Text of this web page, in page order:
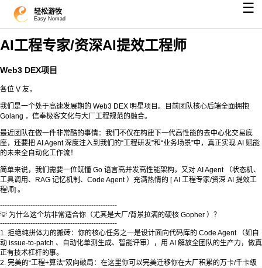
轻松游牧
Easy Nomad
☰
AI工程专家/资深AI提效工程师
Web3 DEX项目
各位 V 友，
我们是一个处于高速发展期的 Web3 DEX 明星项目。目前团队核心后端全面拥抱
Golang ，信奉极客文化与大厂工程规范的融合。
最近团队在做一件非常酷的事情：我们不仅在构建下一代高性能的去中心化交易底
座，还要把 AI Agent 深度注入到我们的“工程研发”和“业务场景”中，真正实现 AI 赋能
的未来全自动化工作流！
简单来说，我们需要一位既懂 Go 语言高并发高性能架构，又对 AI Agent （状态机、
工具调用、RAG 记忆机制、Code Agent ）充满热情的 [ AI 工程专家/资深 AI 提效工
程师] 。
--------------------------------------------------
💡 为什么这个坑非常适合你（尤其是大厂/背景拉满的硬核 Gopher ）？
--------------------------------------------------
1. 拒绝纯拼体力的搬砖：你的核心任务之一是设计面向代码库的 Code Agent （如自
动 issue-to-patch 、自动化单测生成、智能评审），用 AI 解放全团队的生产力，做真
正有技术杠杆的事。
2. 完美的“工程+算法”双向破局：在这里你可以完美迁移你在大厂积累的万卡/千卡级